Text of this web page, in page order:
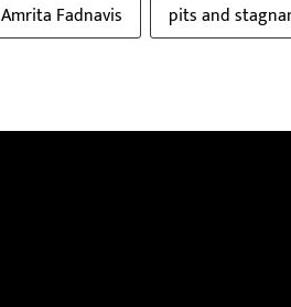
Amrita Fadnavis
pits and